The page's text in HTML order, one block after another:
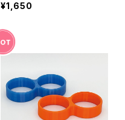
¥1,650